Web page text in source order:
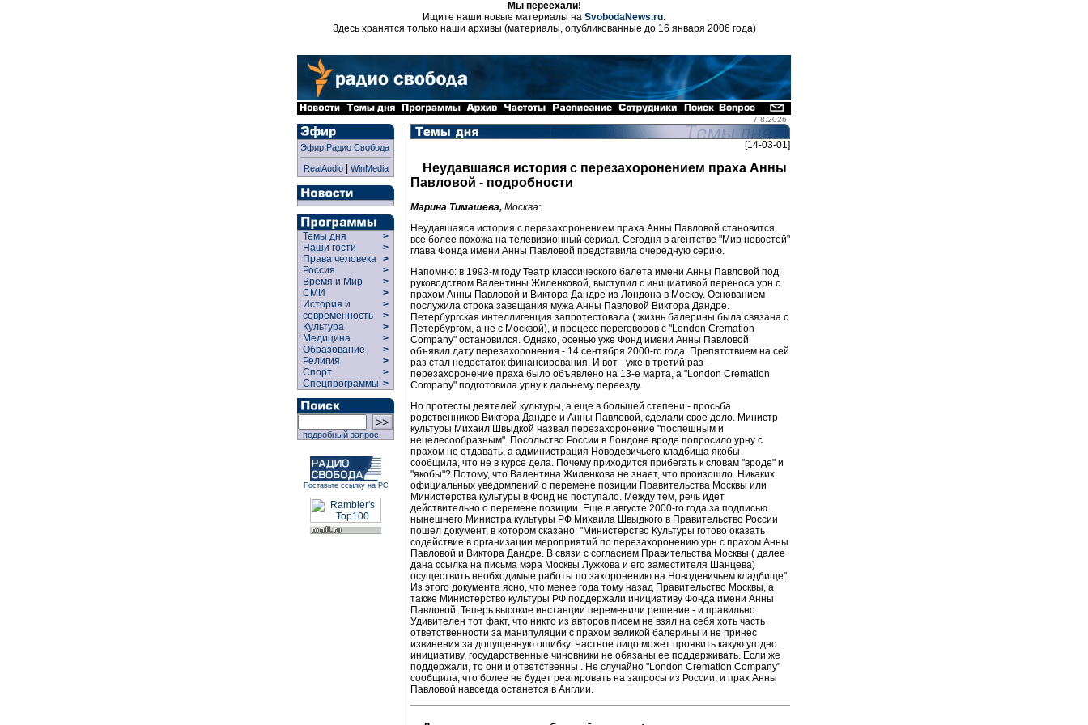
Мы переехали!
Ищите наши новые материалы на SvobodaNews.ru.
Здесь хранятся только наши архивы (материалы, опубликованные до 16 января 2006 года)
7.8.2026
Эфир Радио Свобода
RealAudio| WinMedia
Темы дня
>
Наши гости
>
Права человека >
Россия
>
Время и Мир
>
СМИ
>
История и
современность
>
>
Культура
>
Медицина
>
Образование
>
Религия
>
Спорт
>
Спецпрограммы >
подробный запрос
Поставьте ссылку на РС
[14-03-01]
Неудавшаяся история с перезахоронением праха Анны
Павловой - подробности
Марина Тимашева, Москва:
Неудавшаяся история с перезахоронением праха Анны Павловой становится
все более похожа на телевизионный сериал. Сегодня в агентстве "Мир новостей"
глава Фонда имени Анны Павловой представила очередную серию.
Напомню: в 1993-м году Театр классического балета имени Анны Павловой под
руководством Валентины Жиленковой, выступил с инициативой переноса урн с
прахом Анны Павловой и Виктора Дандре из Лондона в Москву. Основанием
послужила строка завещания мужа Анны Павловой Виктора Дандре.
Петербургская интеллигенция запротестовала ( жизнь балерины была связана с
Петербургом, а не с Москвой), и процесс переговоров с "London Cremation
Company" остановился. Однако, осенью уже Фонд имени Анны Павловой
объявил дату перезахоронения - 14 сентября 2000-го года. Препятствием на сей
раз стал недостаток финансирования. И вот - уже в третий раз -
перезахоронение праха было объявлено на 13-е марта, а "London Cremation
Company" подготовила урну к дальнему переезду.
Но протесты деятелей культуры, а еще в большей степени - просьба
родственников Виктора Дандре и Анны Павловой, сделали свое дело. Министр
культуры Михаил Швыдкой назвал перезахоронение "поспешным и
нецелесообразным". Посольство России в Лондоне вроде попросило урну с
прахом не отдавать, а администрация Новодевичьего кладбища якобы
сообщила, что не в курсе дела. Почему приходится прибегать к словам "вроде" и
"якобы"? Потому, что Валентина Жиленкова не знает, что произошло. Никаких
официальных уведомлений о перемене позиции Правительства Москвы или
Министерства культуры в Фонд не поступало. Между тем, речь идет
действительно о перемене позиции. Еще в августе 2000-го года за подписью
нынешнего Министра культуры РФ Михаила Швыдкого в Правительство России
пошел документ, в котором сказано: "Министерство Культуры готово оказать
содействие в организации мероприятий по перезахоронению урн с прахом Анны
Павловой и Виктора Дандре. В связи с согласием Правительства Москвы ( далее
дана ссылка на письма мэра Москвы Лужкова и его заместителя Шанцева)
осуществить необходимые работы по захоронению на Новодевичьем кладбище".
Из этого документа ясно, что менее года тому назад Правительство Москвы, а
также Министерство культуры РФ поддержали инициативу Фонда имени Анны
Павловой. Теперь высокие инстанции переменили решение - и правильно.
Удивителен тот факт, что никто из авторов писем не взял на себя хоть часть
ответственности за манипуляции с прахом великой балерины и не принес
извинения за допущенную ошибку. Частное лицо может проявить какую угодно
инициативу, государственные чиновники не обязаны ее поддерживать. Если же
поддержали, то они и ответственны . Не случайно "London Cremation Company"
сообщила, что более не будет реагировать на запросы из России, и прах Анны
Павловой навсегда останется в Англии.